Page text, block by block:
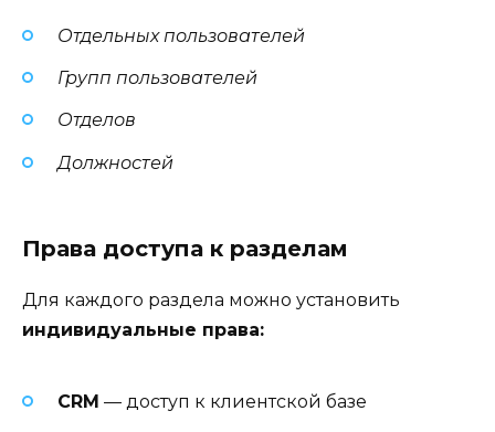
Отдельных пользователей
Групп пользователей
Отделов
Должностей
Права доступа к разделам
Для каждого раздела можно установить
индивидуальные права:
CRM — доступ к клиентской базе